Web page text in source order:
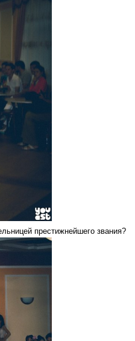
престижнейшего звания?